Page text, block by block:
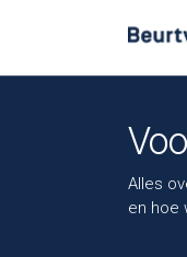
Alles
en hoe